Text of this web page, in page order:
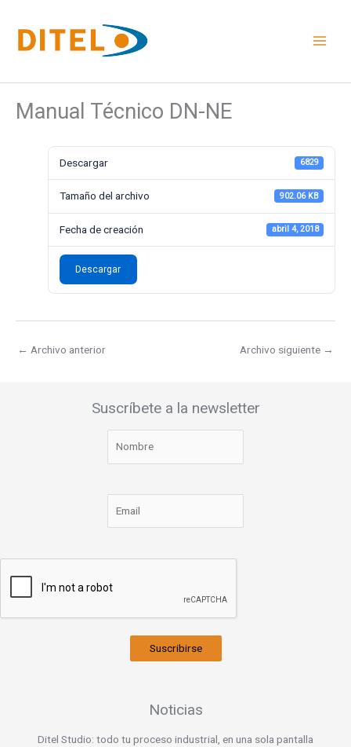
contenido
Manual Técnico DN-NE
Descargar 6829
Tamaño del archivo 902.06 KB
Fecha de creación abril 4, 2018
Descargar
← Archivo anterior Archivo siguiente →
Suscríbete a la newsletter
Suscribirse
Noticias
Ditel Studio: todo tu proceso industrial, en una sola pantalla